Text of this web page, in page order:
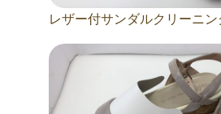
レザー付サンダルクリーニ